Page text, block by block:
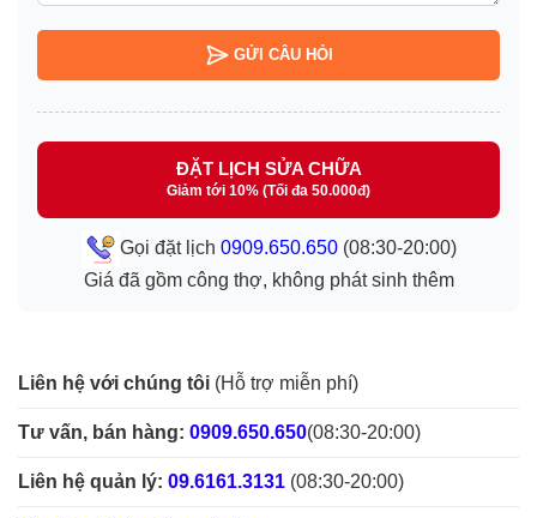
GỬI CÂU HỎI
ĐẶT LỊCH SỬA CHỮA
Giảm tới 10% (Tối đa 50.000đ)
Gọi đặt lịch 0909.650.650(08:30-20:00)
Giá đã gồm công thợ, không phát sinh thêm
Liên hệ với chúng tôi (Hỗ trợ miễn phí)
Tư vấn, bán hàng: 0909.650.650(08:30-20:00)
Liên hệ quản lý: 09.6161.3131 (08:30-20:00)